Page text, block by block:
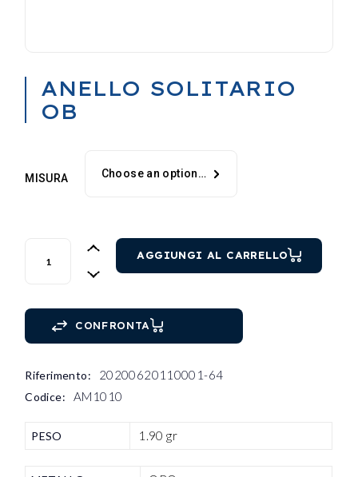
ANELLO SOLITARIO
OB
MISURA Choose an option…
ANELLO SOLITARIO OB quantity
AGGIUNGI AL CARRELLO
CONFRONTA
Riferimento: 20200620110001-64
Codice: AM1010
PESO 1.90 gr